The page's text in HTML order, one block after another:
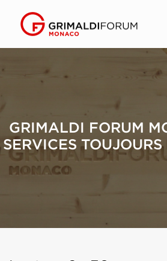
GRIMALDI FORUM
SERVICES